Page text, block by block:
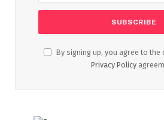
By signing up, you agree to
Privacy Policy